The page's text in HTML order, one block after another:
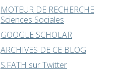
MOTEUR DE RECHERCHE
Sciences Sociales
GOOGLE SCHOLAR
ARCHIVES DE CE BLOG
S.FATH sur Twitter